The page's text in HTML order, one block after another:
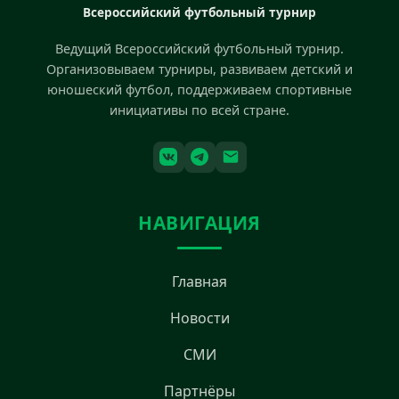
Всероссийский футбольный турнир
Ведущий Всероссийский футбольный турнир.
Организовываем турниры, развиваем детский и
юношеский футбол, поддерживаем спортивные
инициативы по всей стране.
НАВИГАЦИЯ
Главная
Новости
СМИ
Партнёры